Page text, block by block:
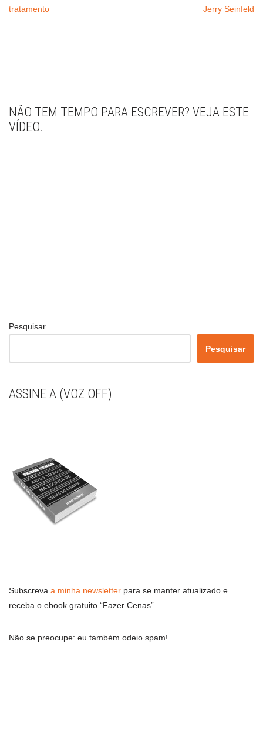
tratamento
Jerry Seinfeld
NÃO TEM TEMPO PARA ESCREVER? VEJA ESTE
VÍDEO.
Pesquisar
Pesquisar
ASSINE A (VOZ OFF)
Subscreva a minha newsletter para se manter atualizado e
receba o ebook gratuito “Fazer Cenas”.
Não se preocupe: eu também odeio spam!